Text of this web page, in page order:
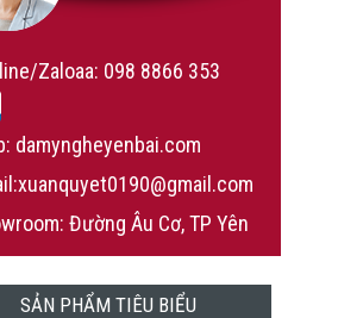
Zaloaa: 098 8866 353
damyngheyenbai.com
Đường Âu Cơ, TP Yên
SẢN PHẨM TIÊU BIỂU